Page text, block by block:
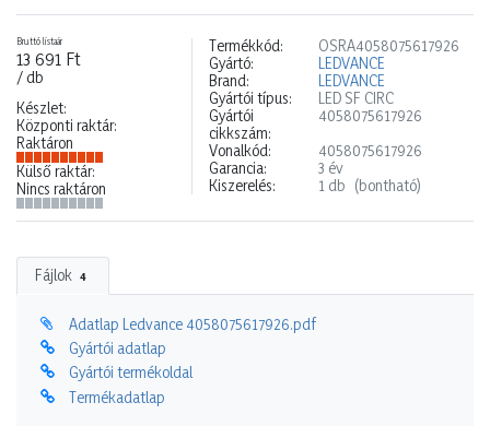
Bruttó listaár
13 691 Ft
/ db
Készlet:
Központi raktár:
Raktáron
Külső raktár:
Nincs raktáron
Termékkód:
OSRA4058075617926
Gyártó:
LEDVANCE
Brand:
LEDVANCE
Gyártói típus:
LED SF CIRC
Gyártói
cikkszám:
4058075617926
Vonalkód:
4058075617926
Garancia:
3 év
Kiszerelés:
1 db (bontható)
Fájlok 4
Adatlap Ledvance 4058075617926.pdf
Gyártói adatlap
Gyártói termékoldal
Termékadatlap